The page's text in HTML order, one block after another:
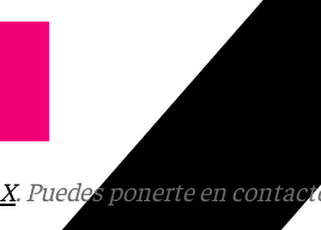
X. Puedes ponerte en